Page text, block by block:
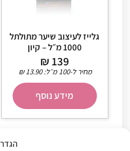
גלייז לעיצוב שיער מתולתל
1000 מ״ל – קיון
₪139
מחיר ל-100 מ״ל: ₪13.90
מידע נוסף